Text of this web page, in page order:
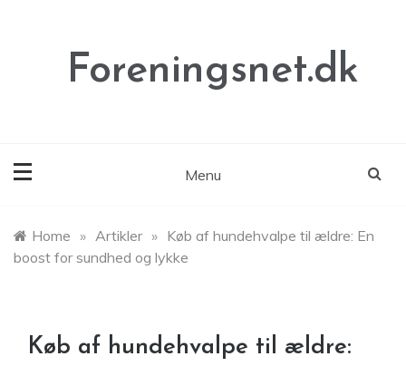
Foreningsnet.dk
Menu
Home » Artikler » Køb af hundehvalpe til ældre: En
boost for sundhed og lykke
Køb af hundehvalpe til ældre: